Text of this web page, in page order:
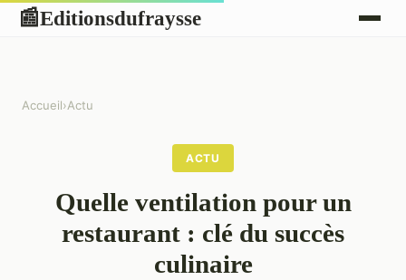
📰Editionsdufraysse
Accueil›Actu
ACTU
Quelle ventilation pour un
restaurant : clé du succès
culinaire